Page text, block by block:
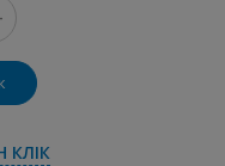
КЛІК